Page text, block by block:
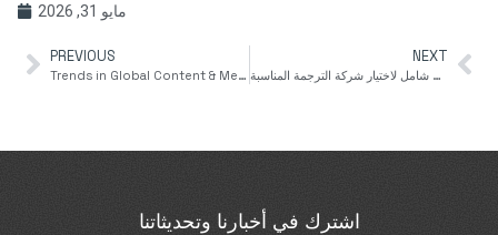
مايو 31, 2026
PREVIOUS
Trends in Global Content & Media Localization in 2025
NEXT
ما هي خدمات الترجمة الاحترافية للشركات؟ دليل شامل لاختيار شركة الترجمة المناسبة
اشترك في أخبارنا وتحديثاتنا